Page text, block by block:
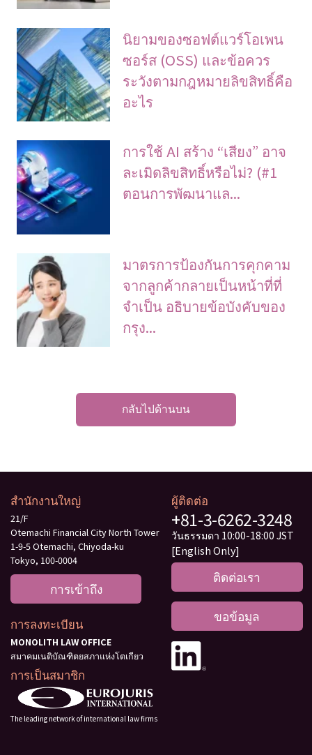
นิยามของซอฟต์แวร์โอเพน
ซอร์ส (OSS) และข้อควร
ระวังตามกฎหมายลิขสิทธิ์คือ
อะไร
การใช้ AI สร้าง “เสียง” อาจ
ละเมิดลิขสิทธิ์หรือไม่? (#1
ตอนการพัฒนาแล...
มาตรการป้องกันการคุกคาม
จากลูกค้ากลายเป็นหน้าที่ที่
จําเป็น อธิบายข้อบังคับของ
กรุง...
กลับไปด้านบน
สำนักงานใหญ่
21/F
Otemachi Financial City North Tower
1-9-5 Otemachi, Chiyoda-ku
Tokyo, 100-0004
การเข้าถึง
การลงทะเบียน
MONOLITH LAW OFFICE
สมาคมเนติบัณฑิตยสภาแห่งโตเกียว
การเป็นสมาชิก
The leading network of international law firms
ผู้ติดต่อ
+81-3-6262-3248
วันธรรมดา 10:00-18:00 JST
[English Only]
ติดต่อเรา
ขอข้อมูล